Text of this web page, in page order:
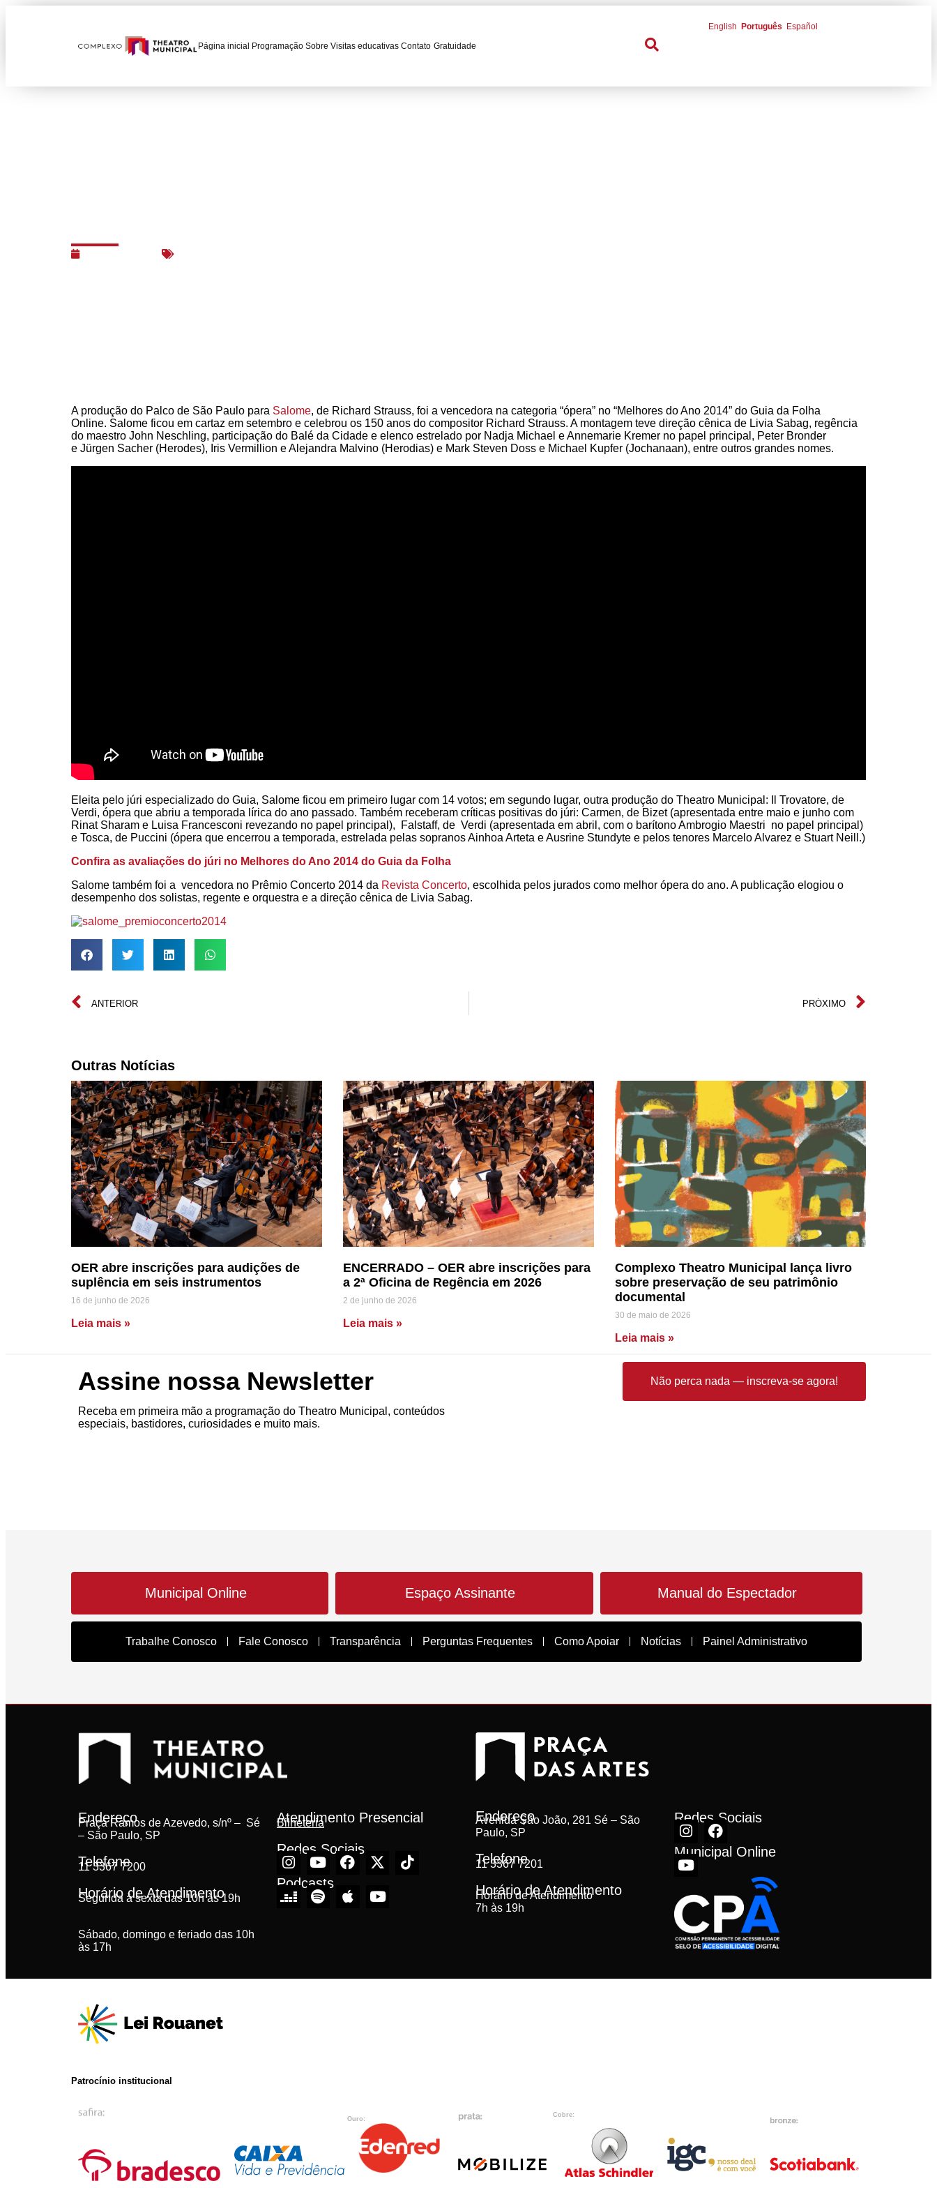
Página inicial Programação Sobre Visitas educativas Contato Gratuidade
English Português Español
A produção do Palco de São Paulo para Salome, de Richard Strauss, foi a vencedora na categoria “ópera” no “Melhores do Ano 2014” do Guia da Folha
Online. Salome ficou em cartaz em setembro e celebrou os 150 anos do compositor Richard Strauss. A montagem teve direção cênica de Livia Sabag, regência
do maestro John Neschling, participação do Balé da Cidade e elenco estrelado por Nadja Michael e Annemarie Kremer no papel principal, Peter Bronder
e Jürgen Sacher (Herodes), Iris Vermillion e Alejandra Malvino (Herodias) e Mark Steven Doss e Michael Kupfer (Jochanaan), entre outros grandes nomes.
Eleita pelo júri especializado do Guia, Salome ficou em primeiro lugar com 14 votos; em segundo lugar, outra produção do Theatro Municipal: Il Trovatore, de
Verdi, ópera que abriu a temporada lírica do ano passado. Também receberam críticas positivas do júri: Carmen, de Bizet (apresentada entre maio e junho com
Rinat Sharam e Luisa Francesconi revezando no papel principal), Falstaff, de Verdi (apresentada em abril, com o barítono Ambrogio Maestri no papel principal)
e Tosca, de Puccini (ópera que encerrou a temporada, estrelada pelas sopranos Ainhoa Arteta e Ausrine Stundyte e pelos tenores Marcelo Alvarez e Stuart Neill.)
Confira as avaliações do júri no Melhores do Ano 2014 do Guia da Folha
Salome também foi a vencedora no Prêmio Concerto 2014 da Revista Concerto, escolhida pelos jurados como melhor ópera do ano. A publicação elogiou o
desempenho dos solistas, regente e orquestra e a direção cênica de Livia Sabag.
ANTERIOR PRÓXIMO
Outras Notícias
OER abre inscrições para audições de
suplência em seis instrumentos
16 de junho de 2026
Leia mais »
ENCERRADO – OER abre inscrições para
a 2ª Oficina de Regência em 2026
2 de junho de 2026
Leia mais »
Complexo Theatro Municipal lança livro
sobre preservação de seu patrimônio
documental
30 de maio de 2026
Leia mais »
Assine nossa Newsletter
Receba em primeira mão a programação do Theatro Municipal, conteúdos
especiais, bastidores, curiosidades e muito mais.
Não perca nada — inscreva-se agora!
Municipal Online Espaço Assinante Manual do Espectador
Trabalhe Conosco Fale Conosco Transparência Perguntas Frequentes Como Apoiar Notícias Painel Administrativo
Endereço
Praça Ramos de Azevedo, s/nº – Sé
– São Paulo, SP
Telefone
11 3367 7200
Horário de Atendimento
Segunda à sexta das 10h às 19h
Sábado, domingo e feriado das 10h
às 17h
Atendimento Presencial
Bilheteria
Redes Sociais
Podcasts
Endereço
Avenida São João, 281 Sé – São
Paulo, SP
Telefone
11 3367 7201
Horário de Atendimento
Horário de Atendimento
7h às 19h
Redes Sociais
Municipal Online
Patrocínio institucional
Ouro:
Cobre: